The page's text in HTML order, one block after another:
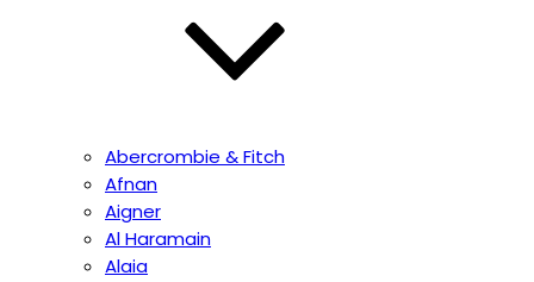
Abercrombie & Fitch
Afnan
Aigner
Al Haramain
Alaia